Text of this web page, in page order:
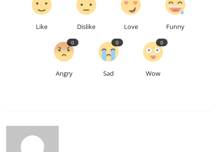
Like Dislike Love Funny
Angry
0
Sad
0
Wow
0